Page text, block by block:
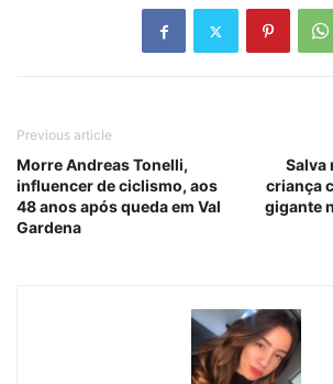
Previous article
Morre Andreas Tonelli,
influencer de ciclismo, aos
48 anos após queda em Val
Gardena
Salva
criança
gigante